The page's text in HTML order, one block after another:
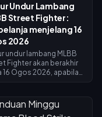
Undur Lambang
Street Fighter:
menjelang 16
2026
undur lambang MLBB
Fighter akan berakhir
16 Ogos 2026, apabila
Lambang yang tidak
dijangka luput